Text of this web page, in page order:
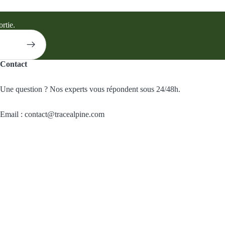
Contact
Une question ? Nos experts vous répondent sous 24/48h.
Email : contact@tracealpine.com